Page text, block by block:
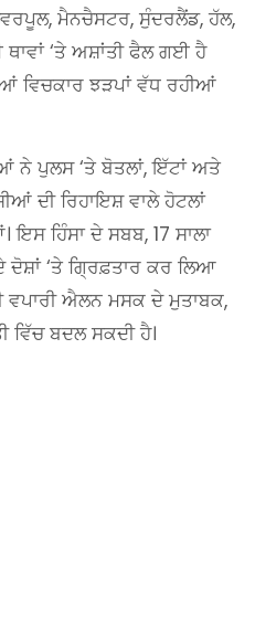
ਮੈਨਚੈਸਟਰ, ਸੁੰਦਰਲੈਂਡ, ਹੱਲ,
‘ਤੇ ਅਸ਼ਾਂਤੀ ਫੈਲ ਗਈ ਹੈ
ਵਿਚਕਾਰ ਝੜਪਾਂ ਵੱਧ ਰਹੀਆਂ
ਨੇ ਪੁਲਸ ‘ਤੇ ਬੋਤਲਾਂ, ਇੱਟਾਂ ਅਤੇ
ਦੀ ਰਿਹਾਇਸ਼ ਵਾਲੇ ਹੋਟਲਾਂ
ਹਿੰਸਾ ਦੇ ਸਬਬ, 17 ਸਾਲਾ
‘ਤੇ ਗ੍ਰਿਫ਼ਤਾਰ ਕਰ ਲਿਆ
ਐਲਨ ਮਸਕ ਦੇ ਮੁਤਾਬਕ,
ਵਿੱਚ ਬਦਲ ਸਕਦੀ ਹੈ।